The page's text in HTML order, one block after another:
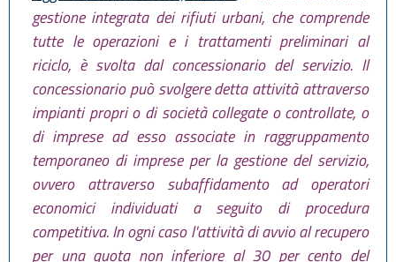
gestione integrata dei rifiuti urbani, che comprende
tutte le operazioni e i trattamenti preliminari al
riciclo, è svolta dal concessionario del servizio. Il
concessionario può svolgere detta attività attraverso
impianti propri o di società collegate o controllate, o
di imprese ad esso associate in raggruppamento
temporaneo di imprese per la gestione del servizio,
ovvero attraverso subaffidamento ad operatori
economici individuati a seguito di procedura
competitiva. In ogni caso l'attività di avvio al recupero
per una quota non inferiore al 30 per cento del